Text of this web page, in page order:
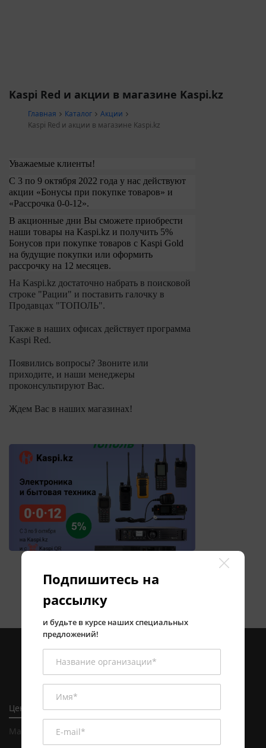
Kaspi Red и акции в магазине Kaspi.kz
Главная Каталог
Акции
Kaspi Red и акции в магазине Kaspi.kz
Уважаемые клиенты!
C 3 по 9 октября 2022 года у нас действуют
акции «Бонусы при покупке товаров» и
«Рассрочка 0-0-12».
В акционные дни Вы сможете приобрести
наши товары на Kaspi.kz и получить 5%
Бонусов при покупке товаров с Kaspi Gold
на будущие покупки или оформить
рассрочку на 12 месяцев.
На Kaspi.kz достаточно набрать в поисковой
строке "Рации" и поставить галочку в
Продавцах "ТОПОЛЬ".
Также в наших офисах действует программа
Kaspi Red.
Появились вопросы? Звоните или
приходите, и наши менеджеры
проконсультируют Вас.
Ждем Вас в наших магазинах!
Центральный офис в Алматы
Магазин и сервисный центр в Алматы
Подпишитесь на
рассылку
и будьте в курсе наших специальных
предложений!